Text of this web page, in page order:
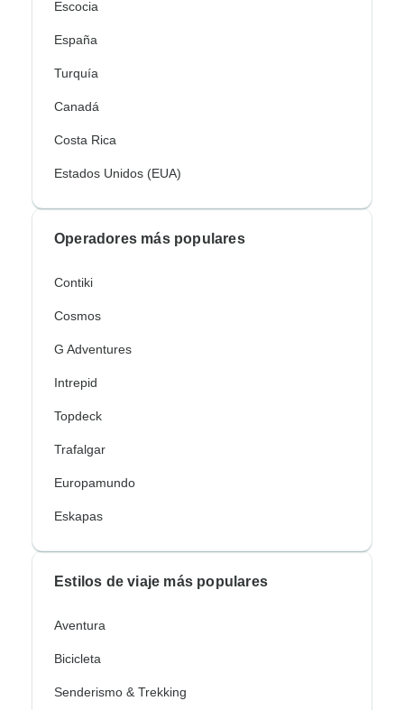
Escocia
España
Turquía
Canadá
Costa Rica
Estados Unidos (EUA)
Operadores más populares
Contiki
Cosmos
G Adventures
Intrepid
Topdeck
Trafalgar
Europamundo
Eskapas
Estilos de viaje más populares
Aventura
Bicicleta
Senderismo & Trekking